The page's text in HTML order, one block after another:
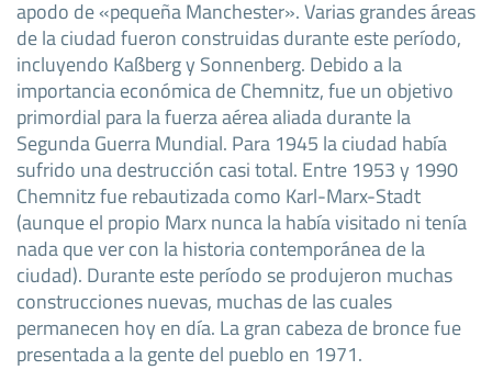
apodo de «pequeña Manchester». Varias grandes áreas
de la ciudad fueron construidas durante este período,
incluyendo Kaßberg y Sonnenberg. Debido a la
importancia económica de Chemnitz, fue un objetivo
primordial para la fuerza aérea aliada durante la
Segunda Guerra Mundial. Para 1945 la ciudad había
sufrido una destrucción casi total. Entre 1953 y 1990
Chemnitz fue rebautizada como Karl-Marx-Stadt
(aunque el propio Marx nunca la había visitado ni tenía
nada que ver con la historia contemporánea de la
ciudad). Durante este período se produjeron muchas
construcciones nuevas, muchas de las cuales
permanecen hoy en día. La gran cabeza de bronce fue
presentada a la gente del pueblo en 1971.